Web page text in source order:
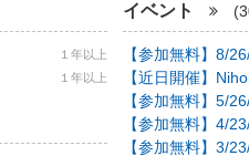
１年以上
１年以上
イベント
【参加無料】8/
【近日開催】
【参加無料】5/
【参加無料】4/
【参加無料】3/